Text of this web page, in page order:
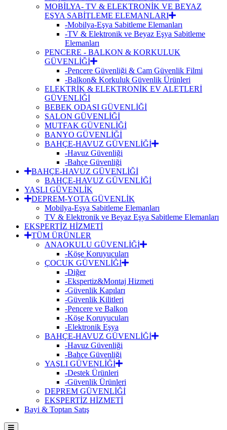
MOBİLYA- TV & ELEKTRONİK VE BEYAZ
EŞYA SABİTLEME ELEMANLARI
-Mobilya-Eşya Sabitleme Elemanları
-TV & Elektronik ve Beyaz Eşya Sabitleme
Elemanları
PENCERE - BALKON & KORKULUK
GÜVENLİĞİ
-Pencere Güvenliği & Cam Güvenlik Filmi
-Balkon& Korkuluk Güvenlik Ürünleri
ELEKTRİK & ELEKTRONİK EV ALETLERİ
GÜVENLİĞİ
BEBEK ODASI GÜVENLİĞİ
SALON GÜVENLİĞİ
MUTFAK GÜVENLİĞİ
BANYO GÜVENLİĞİ
BAHÇE-HAVUZ GÜVENLİĞİ
-Havuz Güvenliği
-Bahçe Güvenliği
BAHÇE-HAVUZ GÜVENLİĞİ
BAHÇE-HAVUZ GÜVENLİĞİ
YAŞLI GÜVENLİK
DEPREM-YOTA GÜVENLİK
Mobilya-Eşya Sabitleme Elemanları
TV & Elektronik ve Beyaz Eşya Sabitleme Elemanları
EKSPERTİZ HİZMETİ
TÜM ÜRÜNLER
ANAOKULU GÜVENLİĞİ
-Köşe Koruyucuları
ÇOCUK GÜVENLİĞİ
-Diğer
-Ekspertiz&Montaj Hizmeti
-Güvenlik Kapıları
-Güvenlik Kilitleri
-Pencere ve Balkon
-Köşe Koruyucuları
-Elektronik Eşya
BAHÇE-HAVUZ GÜVENLİĞİ
-Havuz Güvenliği
-Bahçe Güvenliği
YAŞLI GÜVENLİĞİ
-Destek Ürünleri
-Güvenlik Ürünleri
DEPREM GÜVENLİĞİ
EKSPERTİZ HİZMETİ
Bayi & Toptan Satış